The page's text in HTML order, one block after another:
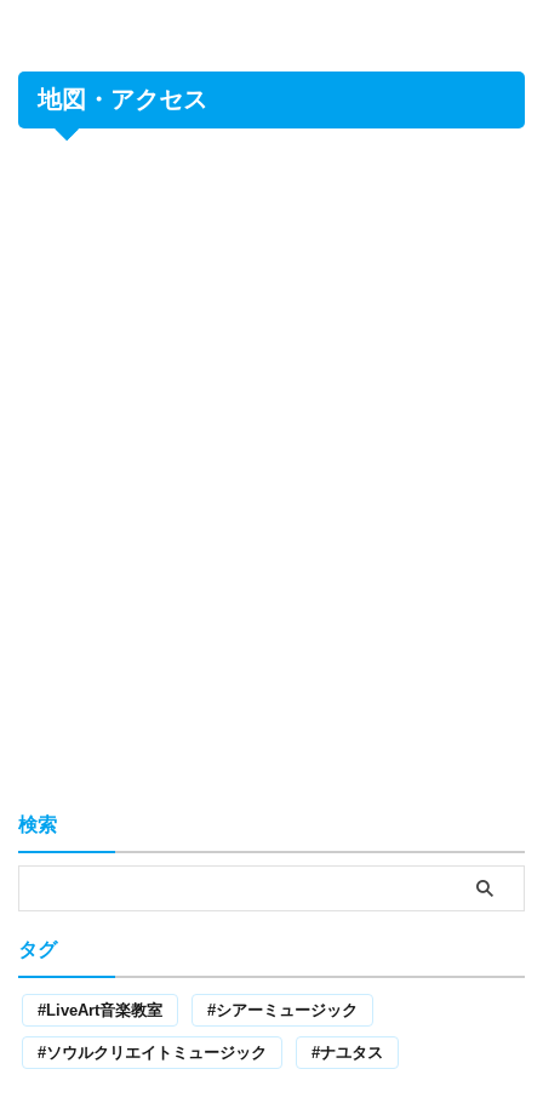
地図・アクセス
検索
タグ
LiveArt音楽教室 シアーミュージック
ソウルクリエイトミュージック ナユタス